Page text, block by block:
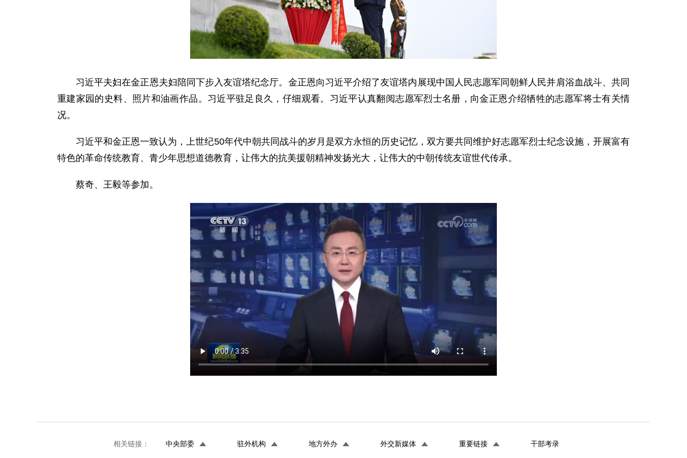
习近平夫妇在金正恩夫妇陪同下步入友谊塔纪念厅。金正恩向习近平介绍了友谊塔内展现中国人民志愿军同朝鲜人民并肩浴血战斗、共同
重建家园的史料、照片和油画作品。习近平驻足良久，仔细观看。习近平认真翻阅志愿军烈士名册，向金正恩介绍牺牲的志愿军将士有关情
况。
习近平和金正恩一致认为，上世纪50年代中朝共同战斗的岁月是双方永恒的历史记忆，双方要共同维护好志愿军烈士纪念设施，开展富有
特色的革命传统教育、青少年思想道德教育，让伟大的抗美援朝精神发扬光大，让伟大的中朝传统友谊世代传承。
蔡奇、王毅等参加。
相关链接： 中央部委 驻外机构 地方外办 外交新媒体 重要链接 干部考录